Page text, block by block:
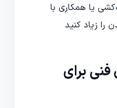
یا همکاری با
را زیاد کنید
فنی برای